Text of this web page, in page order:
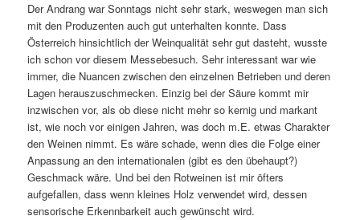
Der Andrang war Sonntags nicht sehr stark, weswegen man sich
mit den Produzenten auch gut unterhalten konnte. Dass
Österreich hinsichtlich der Weinqualität sehr gut dasteht, wusste
ich schon vor diesem Messebesuch. Sehr interessant war wie
immer, die Nuancen zwischen den einzelnen Betrieben und deren
Lagen herauszuschmecken. Einzig bei der Säure kommt mir
inzwischen vor, als ob diese nicht mehr so kernig und markant
ist, wie noch vor einigen Jahren, was doch m.E. etwas Charakter
den Weinen nimmt. Es wäre schade, wenn dies die Folge einer
Anpassung an den internationalen (gibt es den übehaupt?)
Geschmack wäre. Und bei den Rotweinen ist mir öfters
aufgefallen, dass wenn kleines Holz verwendet wird, dessen
sensorische Erkennbarkeit auch gewünscht wird.